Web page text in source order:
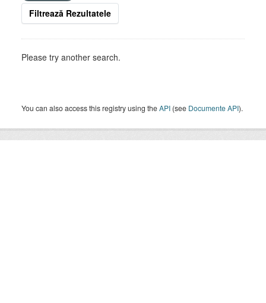
Filtrează Rezultatele
Please try another search.
You can also access this registry using theAPI (see Documente API).